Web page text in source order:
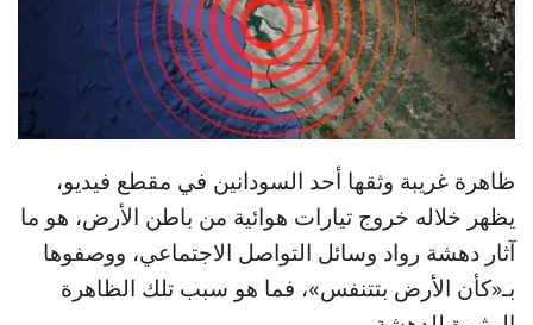
ظاهرة غريبة وثقها أحد السودانين في مقطع فيديو،
يظهر خلاله خروج تيارات هوائية من باطن الأرض، هو ما
آثار دهشة رواد وسائل التواصل الاجتماعي، ووصفوها
بـ«كأن الأرض بتتنفس»، فما هو سبب تلك الظاهرة